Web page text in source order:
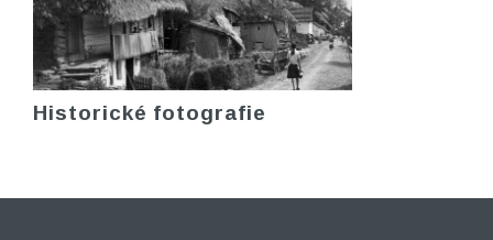
Historické fotografie